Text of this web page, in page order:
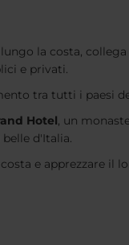
la costa,
e privati.
tra tutti i paesi
Hotel, un
d'Italia.
e apprezzare il